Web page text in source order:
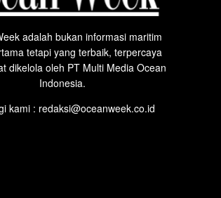
adalah bukan informasi maritim
tetapi yang terbaik, terpercaya
dikelola oleh PT Multi Media Ocean
Indonesia.
kami : redaksi@oceanweek.co.id